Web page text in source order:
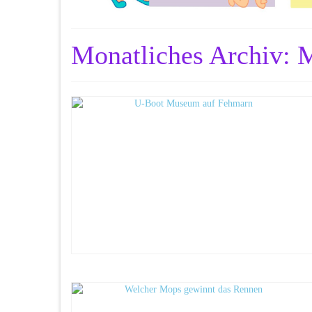
Monatliches Archiv: